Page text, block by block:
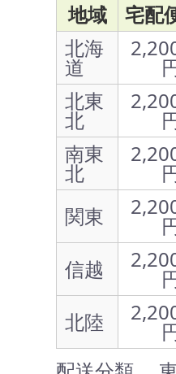
地域
宅配
北海
道
北東
北
南東
北
関東
信越
北陸